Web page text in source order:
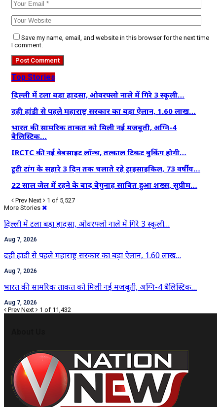
Save my name, email, and website in this browser for the next time
I comment.
Top Stories
दिल्ली में टला बड़ा हादसा, ओवरफ्लो नाले में गिरे 3 स्कूली…
दही हांडी से पहले महाराष्ट्र सरकार का बड़ा ऐलान, 1.60 लाख…
भारत की सामरिक ताकत को मिली नई मजबूती, अग्नि-4
बैलिस्टिक…
IRCTC की नई वेबसाइट लॉन्च, तत्काल टिकट बुकिंग होगी…
टूटी टांग के सहारे 3 दिन तक चलाते रहे ट्राइसाइकिल, 73 वर्षीय…
22 साल जेल में रहने के बाद बेगुनाह साबित हुआ शख्स, सुप्रीम…
Prev Next
1 of 5,527
More Stories
दिल्ली में टला बड़ा हादसा, ओवरफ्लो नाले में गिरे 3 स्कूली…
Aug 7, 2026
दही हांडी से पहले महाराष्ट्र सरकार का बड़ा ऐलान, 1.60 लाख…
Aug 7, 2026
भारत की सामरिक ताकत को मिली नई मजबूती, अग्नि-4 बैलिस्टिक…
Aug 7, 2026
Prev Next 1 of 11,432